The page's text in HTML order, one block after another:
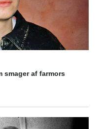
smager af farmors